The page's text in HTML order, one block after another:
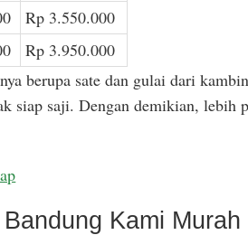
Rp 3.550.000
Rp 3.950.000
berupa sate dan gulai dari
siap saji. Dengan demikian, lebih
Kami Murah